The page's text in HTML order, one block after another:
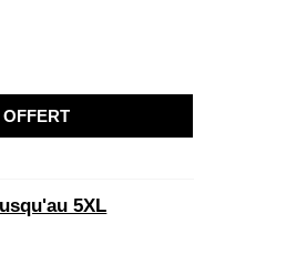
5XL